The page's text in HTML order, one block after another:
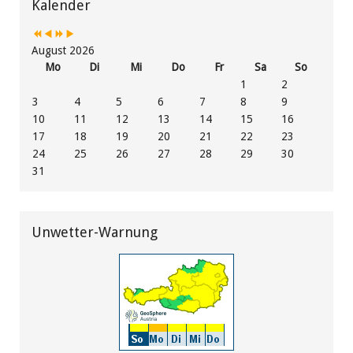
Kalender
August 2026
Mo
Di Mi Do Fr Sa
So
1
2
3
4 5 6 7 8
9
10
11 12 13 14 15
16
17
18 19 20 21 22
23
24
25 26 27 28 29
30
31
Unwetter-Warnung